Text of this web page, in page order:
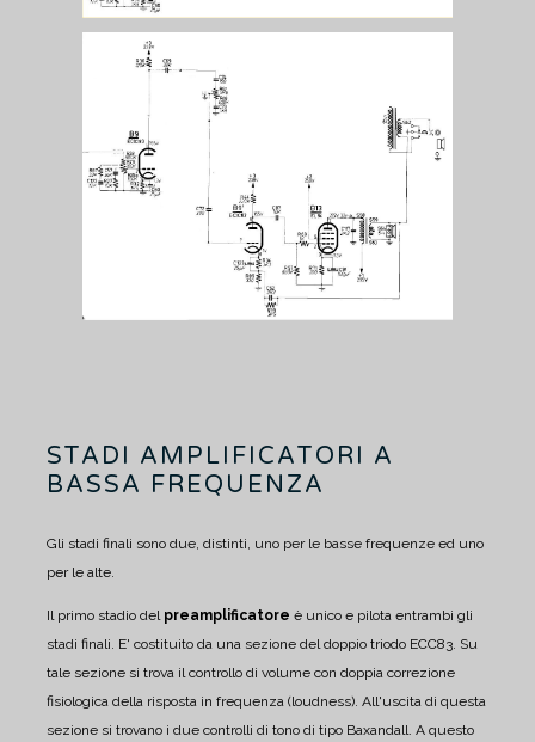
STADI AMPLIFICATORI A
BASSA FREQUENZA
Gli stadi finali sono due, distinti, uno per le basse frequenze ed uno
per le alte.
Il primo stadio del preamplificatore è unico e pilota entrambi gli
stadi finali. E' costituito da una sezione del doppio triodo ECC83. Su
tale sezione si trova il controllo di volume con doppia correzione
fisiologica della risposta in frequenza (loudness). All'uscita di questa
sezione si trovano i due controlli di tono di tipo Baxandall. A questo